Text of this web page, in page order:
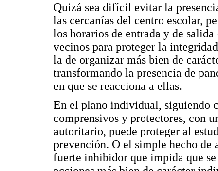
Quizá sea difícil evitar la
las cercanías del centro escolar,
los horarios de entrada y de
vecinos para proteger la
la de organizar más bien de
transformando la presencia de
en que se reacciona a ellas.
En el plano individual, siguiendo
comprensivos y protectores, con
autoritario, puede proteger al
prevención. O el simple hecho de
fuerte inhibidor que impida que